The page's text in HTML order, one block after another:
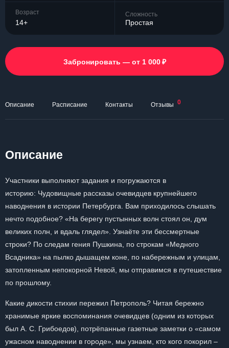
Возраст
14+
Сложность
Простая
Забронировать — от 1 000 ₽
Описание Расписание Контакты Отзывы 0
Описание
Участники выполняют задания и погружаются в
историю: Чудовищные рассказы очевидцев крупнейшего
наводнения в истории Петербурга. Вам приходилось слышать
нечто подобное? «На берегу пустынных волн стоял он, дум
великих полн, и вдаль глядел». Узнаёте эти бессмертные
строки? По следам гения Пушкина, по строкам «Медного
Всадника» на пылко дышащем коне, по набережным и улицам,
затопленным непокорной Невой, мы отправимся в путешествие
по прошлому.
Какие дикости стихии пережил Петрополь? Читая бережно
хранимые яркие воспоминания очевидцев (одним из которых
был А. С. Грибоедов), потрёпанные газетные заметки о «самом
ужасном наводнении в городе», мы узнаем, кто кого покорил –